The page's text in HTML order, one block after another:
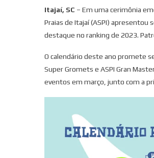
Itajaí, SC – Em uma cerimônia
Praias de Itajaí (ASPI)
destaque no ranking de 2023.
O calendário deste ano promete
Super Gromets e ASPI Gran
eventos em março, junto com a